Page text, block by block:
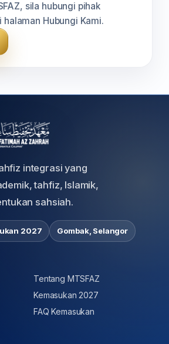
sila hubungi pihak
Hubungi Kami.
integrasi yang
tahfiz, Islamik,
sahsiah.
2027 Gombak, Selangor
Tentang MTSFAZ
Kemasukan 2027
FAQ Kemasukan